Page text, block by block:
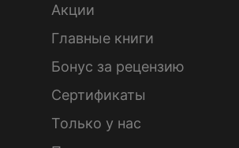
Акции
Главные книги
Бонус за рецензию
Сертификаты
Только у нас